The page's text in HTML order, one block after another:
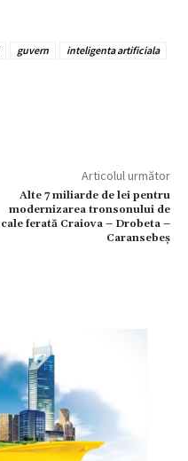
guvern
inteligenta artificiala
Articolul următor
Alte 7 miliarde de lei pentru
modernizarea tronsonului de
cale ferată Craiova – Drobeta –
Caransebeș